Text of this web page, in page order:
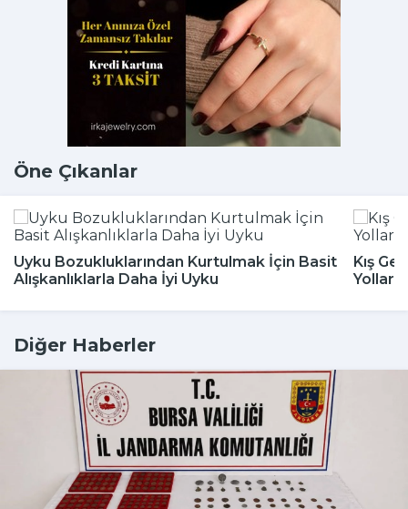
Öne Çıkanlar
Uyku Bozukluklarından Kurtulmak İçin Basit
Alışkanlıklarla Daha İyi Uyku
Kış
Yolları
Diğer Haberler